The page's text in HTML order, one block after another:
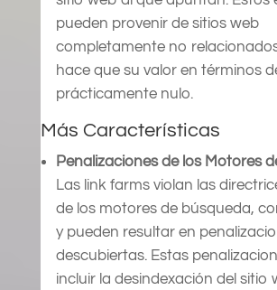
pueden provenir de sitios web
completamente no
hace que su valor en términos
prácticamente nulo.
Más Características
Penalizaciones de los Motores
Las link farms violan las
de los motores de búsqueda,
y pueden resultar en
descubiertas. Estas
incluir la desindexación del sitio